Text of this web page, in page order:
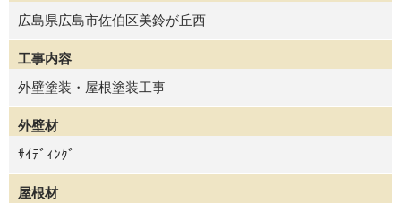
広島県広島市佐伯区美鈴が丘西
工事内容
外壁塗装・屋根塗装工事
外壁材
ｻｲﾃﾞｨﾝｸﾞ
屋根材